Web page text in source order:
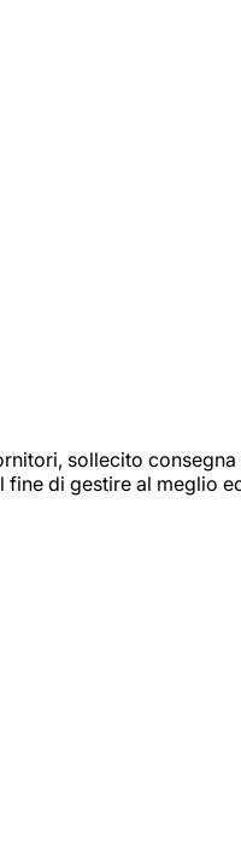
sollecito consegna
fine di gestire al meglio